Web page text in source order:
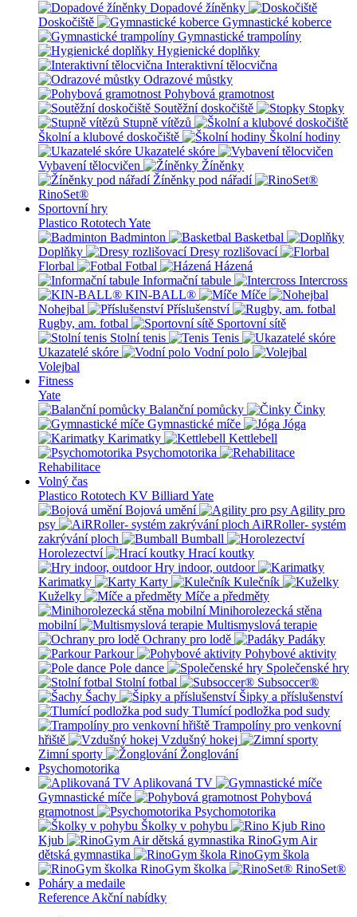
Dopadové žíněnky
Doskočiště
Gymnastické koberce
Gymnastické trampolíny
Hygienické doplňky
Interaktivní tělocvična
Odrazové můstky
Pohybová gramotnost
Soutěžní doskočiště
Stopky
Stupně vítězů
Školní a klubové doskočiště
Školní hodiny
Ukazatelé skóre
Vybavení tělocvičen
Žíněnky
Žíněnky pod nářadí
RinoSet®
Sportovní hry
Plastico Rototech Yate
Badminton
Basketbal
Doplňky
Dresy rozlišovací
Florbal
Fotbal
Házená
Informační tabule
Intercross
KIN-BALL®
Míče
Nohejbal
Příslušenství
Rugby, am. fotbal
Sportovní sítě
Stolní tenis
Tenis
Ukazatelé skóre
Vodní polo
Volejbal
Fitness
Yate
Balanční pomůcky
Činky
Gymnastické míče
Jóga
Karimatky
Kettlebell
Psychomotorika
Rehabilitace
Volný čas
Plastico Rototech KV Billiard Yate
Bojová umění
Agility pro
psy
AiRRoller- systém
zakrývání ploch
Bumball
Horolezectví
Hrací koutky
Hry indoor, outdoor
Karimatky
Karty
Kulečník
Kuželky
Míče a předměty
Minihorolezecká stěna
mobilní
Multismyslová terapie
Ochrany pro lodě
Padáky
Parkour
Pohybové aktivity
Pole dance
Společenské hry
Stolní fotbal
Subsoccer®
Šachy
Šipky a příslušenství
Tlumící podložka pod sudy
Trampolíny pro venkovní
hřiště
Vzdušný hokej
Zimní sporty
Žonglování
Psychomotorika
Aplikovaná TV
Gymnastické míče
Pohybová
gramotnost
Psychomotorika
Školky v pohybu
Rino
Kjub
RinoGym Air
dětská gymnastika
RinoGym škola
RinoGym školka
RinoSet®
Poháry a medaile
Reference Akční nabídky